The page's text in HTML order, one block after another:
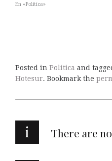
En «Política»
Posted in Política and
Hotesur. Bookmark the
i There are